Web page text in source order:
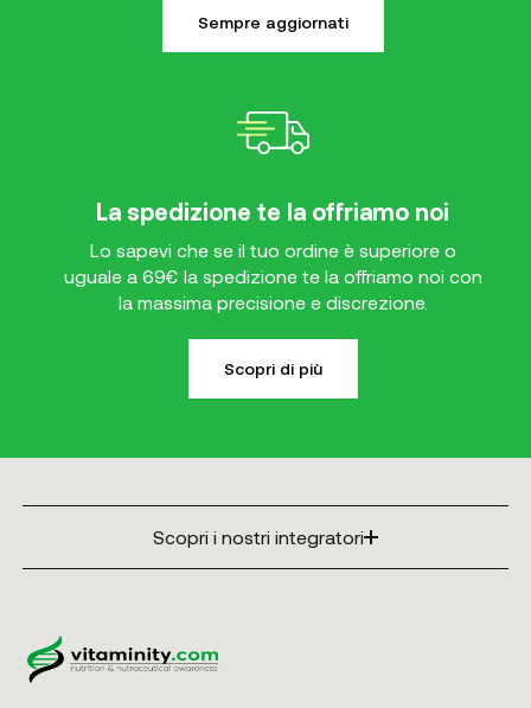
Sempre aggiornati
La spedizione te la offriamo noi
Lo sapevi che se il tuo ordine è superiore o
uguale a 69€ la spedizione te la offriamo noi con
la massima precisione e discrezione.
Scopri di più
Scopri i nostri integratori